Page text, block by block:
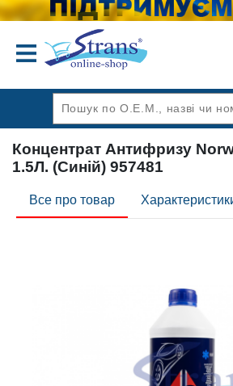
Концентрат Антифризу
1.5Л. (Синій) 957481
Все про товар